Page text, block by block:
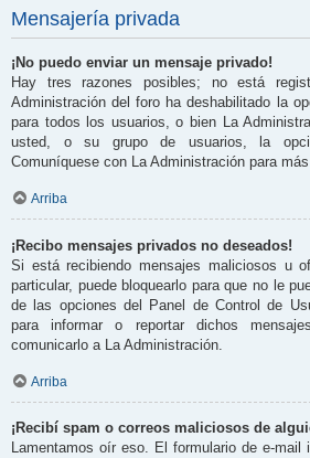
Mensajería privada
¡No puedo enviar un mensaje privado!
Hay tres razones posibles; no está
Administración del foro ha deshabilitado la
para todos los usuarios, o bien La
usted, o su grupo de usuarios, la
Comuníquese con La Administración para
Arriba
¡Recibo mensajes privados no deseados!
Si está recibiendo mensajes maliciosos u
particular, puede bloquearlo para que no le
de las opciones del Panel de Control de
para informar o reportar dichos
comunicarlo a La Administración.
Arriba
¡Recibí spam o correos maliciosos de
Lamentamos oír eso. El formulario de e-mail